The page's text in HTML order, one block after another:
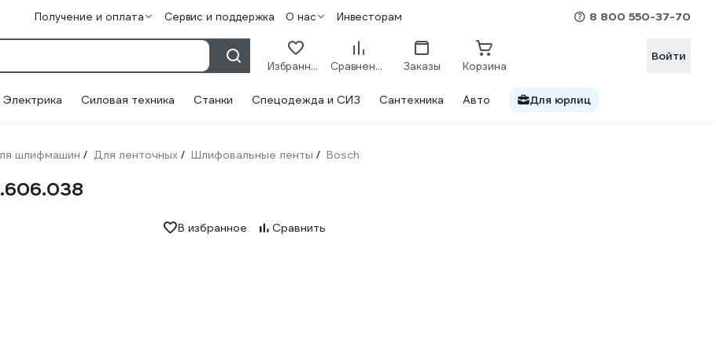
Получение и оплата Сервис и поддержка О нас Инвесторам 8 800 550-37-70
Избранное Сравнение Заказы Корзина
Войти
Электрика Силовая техника Станки Спецодежда и СИЗ Сантехника Авто Для юрлиц
шлифмашин / Для ленточных / Шлифовальные ленты / Bosch
В избранное Сравнить